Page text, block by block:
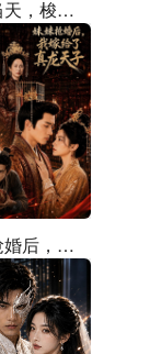
退亲当天，梭哈彩礼买猪圈
妹妹抢婚后，我嫁给了真龙天子